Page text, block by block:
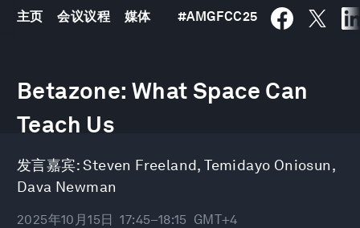
主页 会议议程 媒体 #AMGFCC25
Betazone: What Space Can
Teach Us
发言嘉宾: Steven Freeland,Temidayo Oniosun,
Dava Newman
2025年10月15日 17:45–18:15 GMT+4
of
minutes,
10